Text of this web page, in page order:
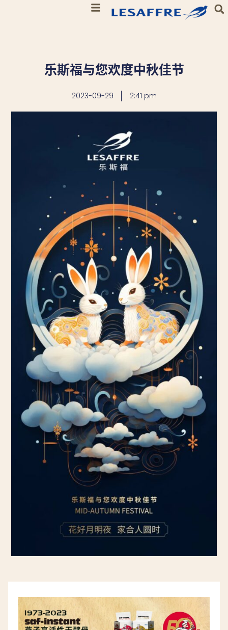
乐斯福与您欢度中秋佳节
2023-09-29 2:41 pm